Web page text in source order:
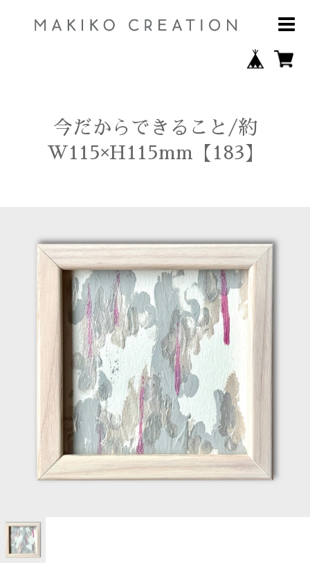
今だからできること/約
W115×H115mm【183】